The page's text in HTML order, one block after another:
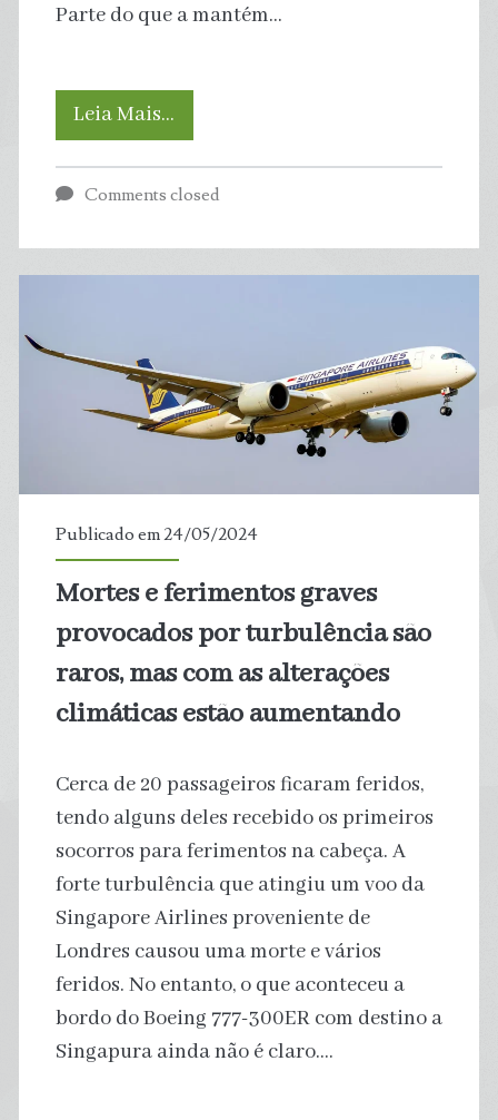
Parte do que a mantém…
Leia Mais…
do
colapso
do
se
pensava
Comments closed
Publicado em 24/05/2024
Mortes e ferimentos graves
provocados por turbulência são
raros, mas com as alterações
climáticas estão aumentando
Cerca de 20 passageiros ficaram feridos,
tendo alguns deles recebido os primeiros
socorros para ferimentos na cabeça. A
forte turbulência que atingiu um voo da
Singapore Airlines proveniente de
Londres causou uma morte e vários
feridos. No entanto, o que aconteceu a
bordo do Boeing 777-300ER com destino a
Singapura ainda não é claro.…